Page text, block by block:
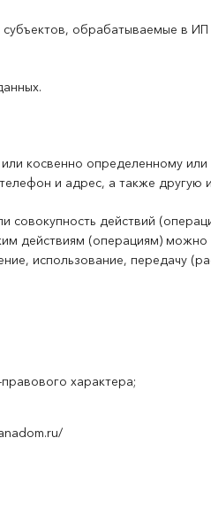
обрабатываемые в
косвенно определенному
и адрес, а также другую
совокупность действий
действиям (операциям)
использование, передачу
характера;